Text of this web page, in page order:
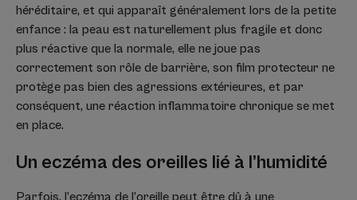
héréditaire, et qui apparaît généralement lors de la petite
enfance : la peau est naturellement plus fragile et donc
plus réactive que la normale, elle ne joue pas
correctement son rôle de barrière, son film protecteur ne
protège pas bien des agressions extérieures, et par
conséquent, une réaction inflammatoire chronique se met
en place.
Un eczéma des oreilles lié à l’humidité
Parfois, l’eczéma de l’oreille peut être dû à une